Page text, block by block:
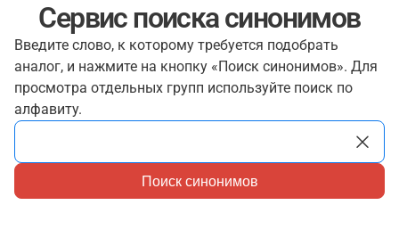
Сервис поиска синонимов
Введите слово, к которому требуется подобрать
аналог, и нажмите на кнопку «Поиск синонимов». Для
просмотра отдельных групп используйте поиск по
алфавиту.
Поиск синонимов